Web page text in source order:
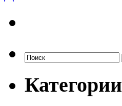
Категории